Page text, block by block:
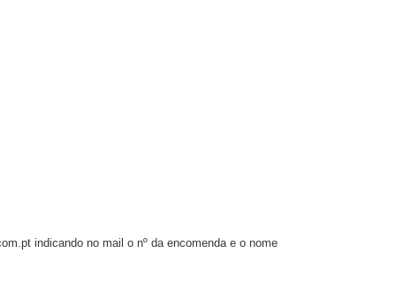
indicando no mail o nº da encomenda e o nome